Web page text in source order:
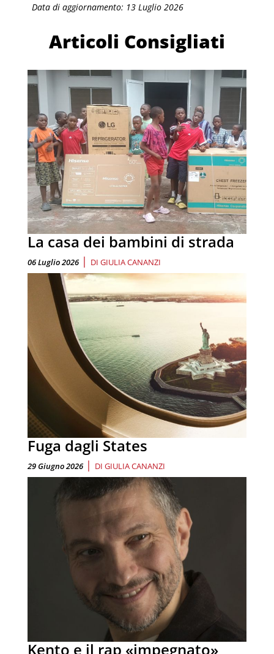
Data di aggiornamento: 13 Luglio 2026
Articoli Consigliati
La casa dei bambini di strada
06 Luglio 2026 | DI GIULIA CANANZI
Fuga dagli States
29 Giugno 2026 | DI GIULIA CANANZI
Kento e il rap «impegnato»